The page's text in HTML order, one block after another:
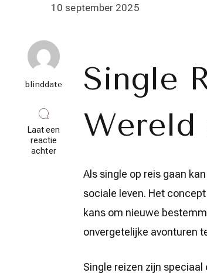
10 september 2025
blinddate
Laat een
reactie
achterop
Avontuurlijke
Single
Wereld
Als single op reis gaan
sociale leven. Het
kans om nieuwe
onvergetelijke avonturen
Single reizen zijn